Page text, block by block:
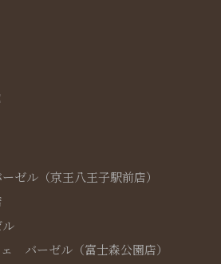
ゼル（京王八王子駅前店）
バーゼル（富士森公園店）